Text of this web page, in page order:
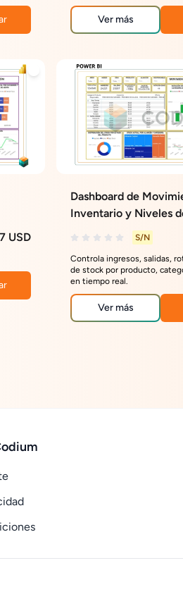
Ver más
USD
Dashboard de
Inventario y Niveles
S/N
Controla ingresos, salidas,
de stock por producto,
en tiempo real.
Ver más